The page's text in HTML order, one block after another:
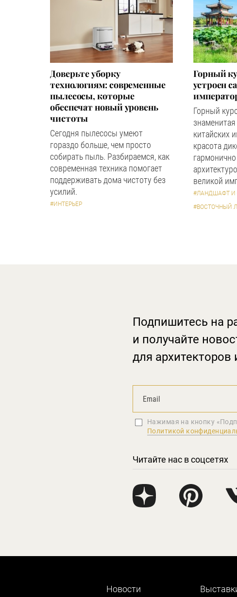
Доверьте уборку
технологиям: современные
пылесосы, которые
обеспечат новый уровень
чистоты
Сегодня пылесосы умеют
гораздо больше, чем просто
собирать пыль. Разбираемся, как
современная техника помогает
поддерживать дома чистоту без
усилий.
#ИНТЕРЬЕР
Горный
устроен
Горный
китайских
красота
великой
#ЛАНДШАФТ И
#ВОСТОЧНЫЙ
Подпишитесь на
и получайте
для архитекторов
Нажимая на кнопку
Политикой
Читайте нас в соцсетях
Новости